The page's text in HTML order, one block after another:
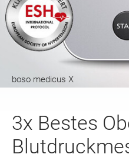
boso medicus X
3x Bestes